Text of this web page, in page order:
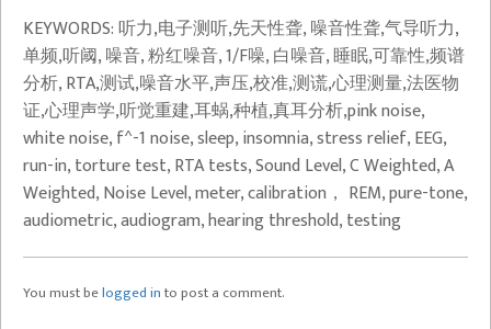
KEYWORDS: 听力,电子测听,先天性聋, 噪音性聋,气导听力,
单频,听阈, 噪音, 粉红噪音, 1/F噪, 白噪音, 睡眠,可靠性,频谱
分析, RTA,测试,噪音水平,声压,校准,测谎,心理测量,法医物
证,心理声学,听觉重建,耳蜗,种植,真耳分析,pink noise,
white noise, f^-1 noise, sleep, insomnia, stress relief, EEG,
run-in, torture test, RTA tests, Sound Level, C Weighted, A
Weighted, Noise Level, meter, calibration， REM, pure-tone,
audiometric, audiogram, hearing threshold, testing
You must belogged into post a comment.
Free
始
重
建
的
ABSOFUNKINGLUTELY
FREE
—
Windows
wxAXpro
AirPlay/HomePod
Player/Sender